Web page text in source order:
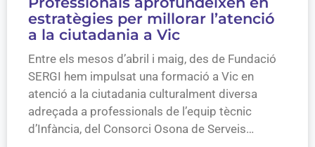
estratègies per millorar l’atenció
a la ciutadania a Vic
Entre els mesos d’abril i maig, des de Fundació
SERGI hem impulsat una formació a Vic en
atenció a la ciutadania culturalment diversa
adreçada a professionals de l’equip tècnic
d’Infància, del Consorci Osona de Serveis…